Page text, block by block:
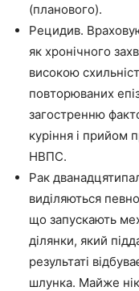
(планового).
Рецидив.
як хронічного
високою
повторюваних
загостренню
куріння і прийом
НВПС.
Рак
виділяються
що запускають
ділянки, який
результаті
шлунка. Майже